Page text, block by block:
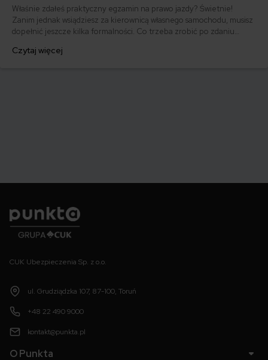
Właśnie zdałeś praktyczny egzamin na prawo jazdy? Świetnie!
Zanim jednak wsiądziesz za kierownicą własnego samochodu, musisz
dopełnić jeszcze kilka formalności. Co trzeba zrobić po zdaniu
którym szybko załatwisz sprawy urzędowe i będziesz mógł prowadzić
Czytaj więcej
CUK Ubezpieczenia Sp. z o.o.
ul. Grudziądzka 107, 87-100, Toruń
+48 22 490 9000
kontakt@punkta.pl
O Punkta